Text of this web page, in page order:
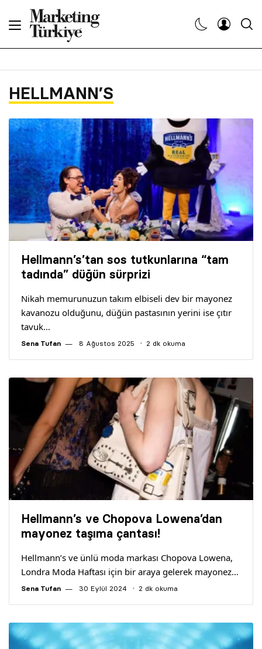
HELLMANN’S
Hellmann’s’tan sos tutkunlarına “tam
tadında” düğün sürprizi
Nikah memurunuzun takım elbiseli dev bir mayonez
kavanozu olduğunu, düğün pastasının yerini ise çıtır
tavuk…
Sena Tufan 8 Ağustos 2025 2 dk okuma
Hellmann’s ve Chopova Lowena’dan
mayonez taşıma çantası!
Hellmann’s ve ünlü moda markası Chopova Lowena,
Londra Moda Haftası için bir araya gelerek mayonez…
Sena Tufan 30 Eylül 2024 2 dk okuma
Dergiler
Etkinlikler
Söyleşiler
Kariyer
Yazarlar
Araştırma